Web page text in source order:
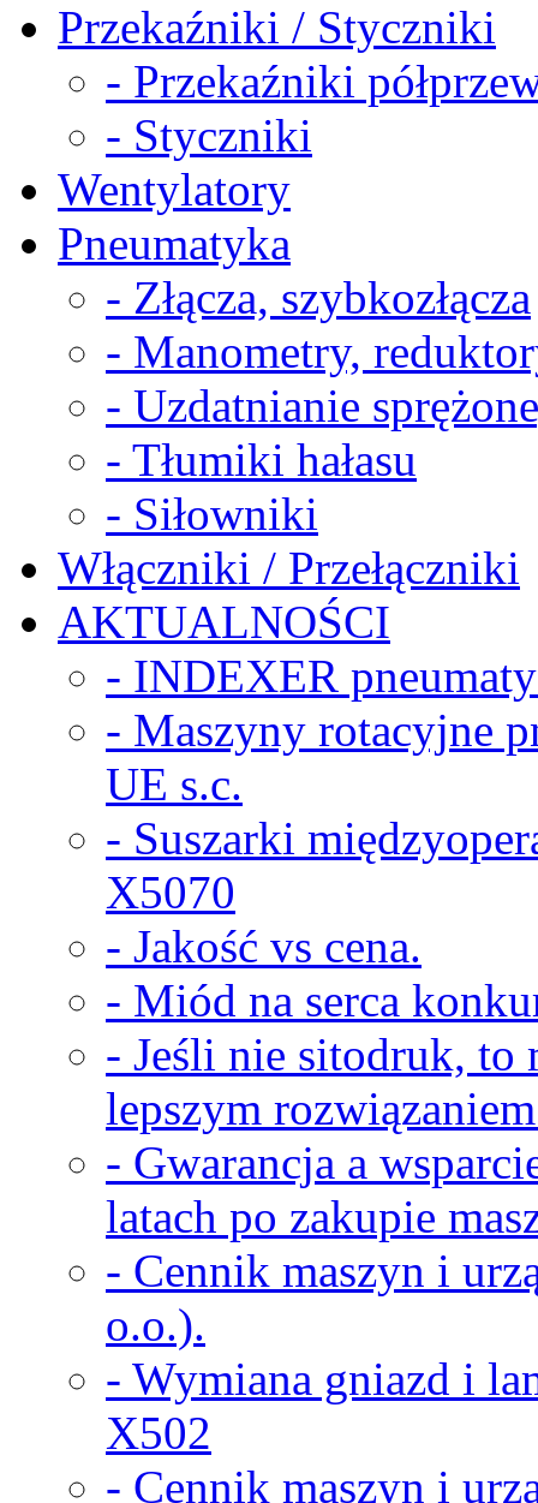
Przekaźniki / Styczniki
- Przekaźniki
- Styczniki
Wentylatory
Pneumatyka
- Złącza, szybkozłącza
- Manometry,
- Uzdatnianie
- Tłumiki hałasu
- Siłowniki
Włączniki / Przełączniki
AKTUALNOŚCI
- INDEXER
- Maszyny rotacyjne
UE s.c.
- Suszarki
X5070
- Jakość vs cena.
- Miód na serca
- Jeśli nie sitodruk, to
lepszym
- Gwarancja a
latach po zakupie
- Cennik maszyn i
o.o.).
- Wymiana gniazd i
X502
- Cennik maszyn i